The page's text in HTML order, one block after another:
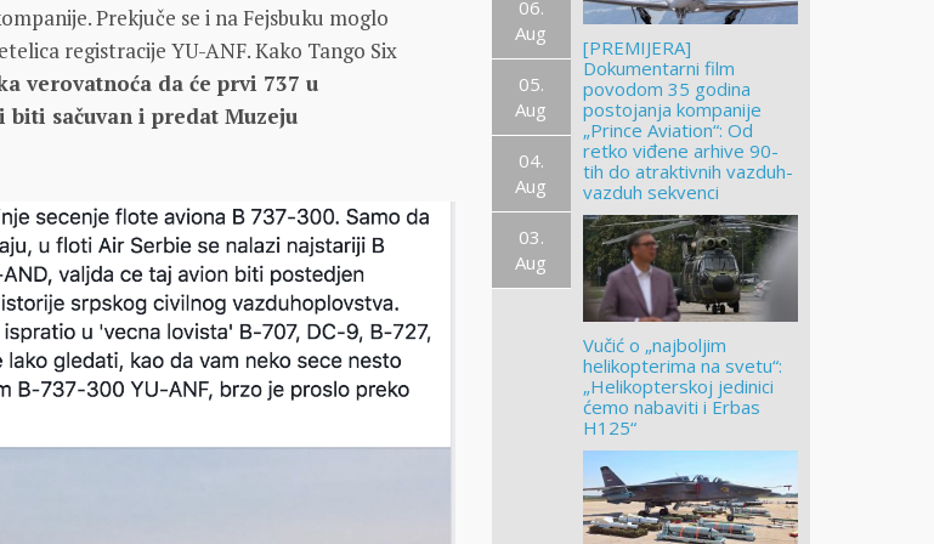
Prekjuče se i na Fejsbuku moglo
registracije YU-ANF. Kako Tango Six
verovatnoća da će prvi 737 u
biti sačuvan i predat Muzeju
06.
Aug
05.
Aug
04.
Aug
03.
Aug
[PREMIJERA]
Dokumentarni film
povodom 35 godina
postojanja kompanije
„Prince Aviation“: Od
retko viđene arhive 90-
tih do atraktivnih vazduh-
vazduh sekvenci
Vučić o „najboljim
helikopterima na svetu“:
„Helikopterskoj jedinici
ćemo nabaviti i Erbas
H125“